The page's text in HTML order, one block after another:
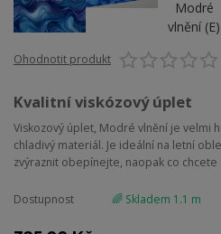
Ohodnotit produkt
Kvalitní viskózový úplet
Viskozový úplet, Modré vlnění je velmi
chladivý materiál. Je ideální na letní
zvýraznit obepínejte, naopak co chcete
Dostupnost 🌈 Skladem 1.1 m